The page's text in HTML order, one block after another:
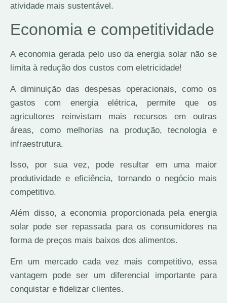
atividade mais sustentável.
Economia e competitividade
A economia gerada pelo uso da energia solar não se
limita à redução dos custos com eletricidade!
A diminuição das despesas operacionais, como os
gastos com energia elétrica, permite que os
agricultores reinvistam mais recursos em outras
áreas, como melhorias na produção, tecnologia e
infraestrutura.
Isso, por sua vez, pode resultar em uma maior
produtividade e eficiência, tornando o negócio mais
competitivo.
Além disso, a economia proporcionada pela energia
solar pode ser repassada para os consumidores na
forma de preços mais baixos dos alimentos.
Em um mercado cada vez mais competitivo, essa
vantagem pode ser um diferencial importante para
conquistar e fidelizar clientes.